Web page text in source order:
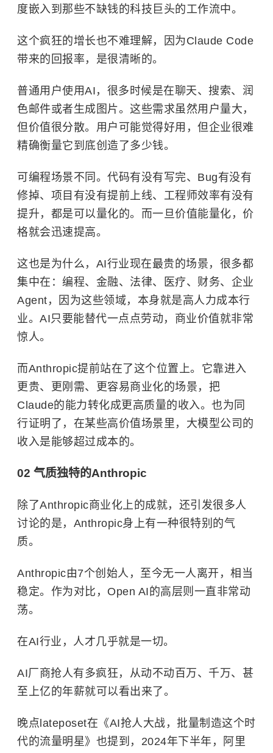
度嵌入到那些不缺钱的科技巨头的工作流中。
这个疯狂的增长也不难理解，因为Claude Code
带来的回报率，是很清晰的。
普通用户使用AI，很多时候是在聊天、搜索、润
色邮件或者生成图片。这些需求虽然用户量大，
但价值很分散。用户可能觉得好用，但企业很难
精确衡量它到底创造了多少钱。
可编程场景不同。代码有没有写完、Bug有没有
修掉、项目有没有提前上线、工程师效率有没有
提升，都是可以量化的。而一旦价值能量化，价
格就会迅速提高。
这也是为什么，AI行业现在最贵的场景，很多都
集中在：编程、金融、法律、医疗、财务、企业
Agent，因为这些领域，本身就是高人力成本行
业。AI只要能替代一点点劳动，商业价值就非常
惊人。
而Anthropic提前站在了这个位置上。它靠进入
更贵、更刚需、更容易商业化的场景，把
Claude的能力转化成更高质量的收入。也为同
行证明了，在某些高价值场景里，大模型公司的
收入是能够超过成本的。
02 气质独特的Anthropic
除了Anthropic商业化上的成就，还引发很多人
讨论的是，Anthropic身上有一种很特别的气
质。
Anthropic由7个创始人，至今无一人离开，相当
稳定。作为对比，Open AI的高层则一直非常动
荡。
在AI行业，人才几乎就是一切。
AI厂商抢人有多疯狂，从动不动百万、千万、甚
至上亿的年薪就可以看出来了。
晚点lateposet在《AI抢人大战，批量制造这个时
代的流量明星》也提到，2024年下半年，阿里